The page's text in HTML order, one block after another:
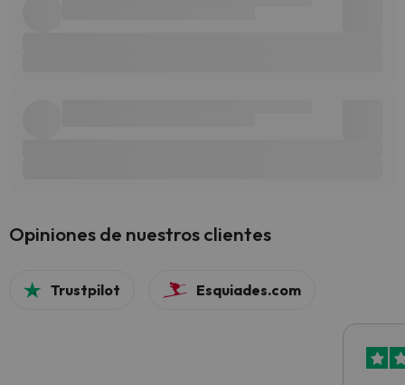
Opiniones de nuestros clientes
Trustpilot Esquiades.com